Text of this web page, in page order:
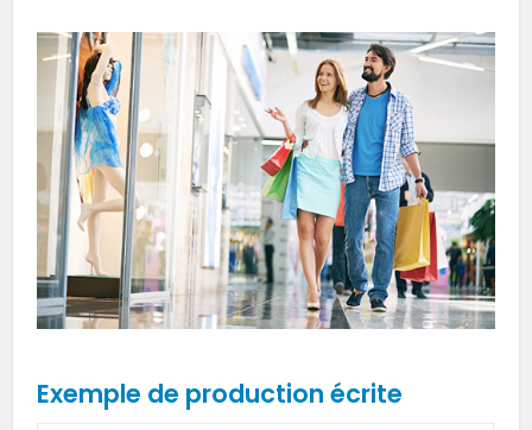
Exemple de production écrite